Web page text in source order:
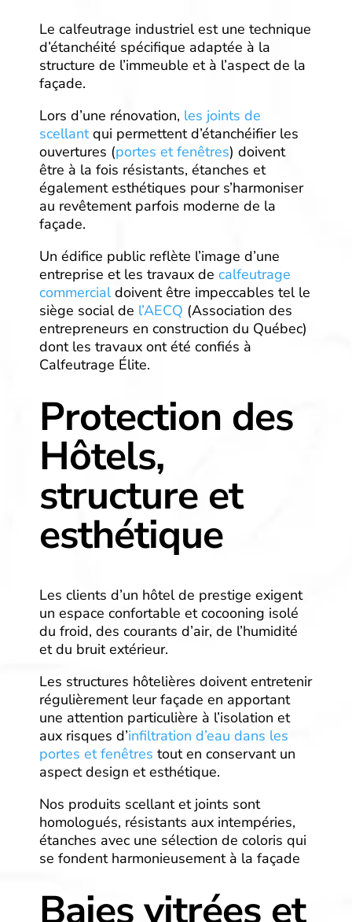
Le calfeutrage industriel est une technique
d’étanchéité spécifique adaptée à la
structure de l’immeuble et à l’aspect de la
façade.
Lors d’une rénovation, les joints de
scellantqui permettent d’étanchéifier les
ouvertures (portes et fenêtres) doivent
être à la fois résistants, étanches et
également esthétiques pour s’harmoniser
au revêtement parfois moderne de la
façade.
Un édifice public reflète l’image d’une
entreprise et les travaux de calfeutrage
commercialdoivent être impeccables tel le
siège social de l’AECQ (Association des
entrepreneurs en construction du Québec)
dont les travaux ont été confiés à
Calfeutrage Élite.
Protection des
Hôtels,
structure et
esthétique
Les clients d’un hôtel de prestige exigent
un espace confortable et cocooning isolé
du froid, des courants d’air, de l’humidité
et du bruit extérieur.
Les structures hôtelières doivent entretenir
régulièrement leur façade en apportant
une attention particulière à l’isolation et
aux risques d’infiltration d’eau dans les
portes et fenêtres tout en conservant un
aspect design et esthétique.
Nos produits scellant et joints sont
homologués, résistants aux intempéries,
étanches avec une sélection de coloris qui
se fondent harmonieusement à la façade
Baies vitrées et